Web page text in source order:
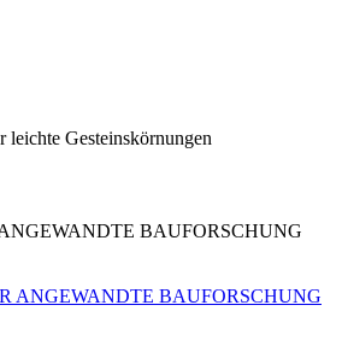
leichte Gesteinskörnungen
BAUFORSCHUNG